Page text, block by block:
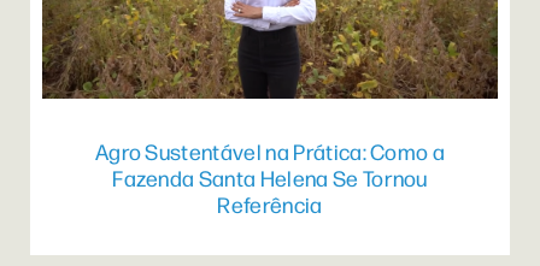
Agro Sustentável na Prática: Como a
Fazenda Santa Helena Se Tornou
Referência